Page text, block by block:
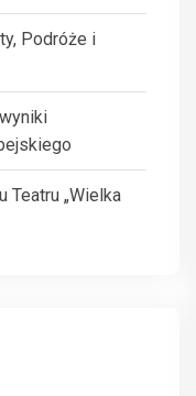
Podróże i
Teatru „Wielka